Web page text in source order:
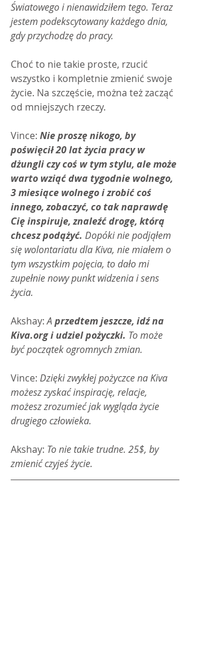
Światowego i nienawidziłem tego. Teraz
jestem podekscytowany każdego dnia,
gdy przychodzę do pracy.
Choć to nie takie proste, rzucić
wszystko i kompletnie zmienić swoje
życie. Na szczęście, można też zacząć
od mniejszych rzeczy.
Vince: Nie proszę nikogo, by
poświęcił 20 lat życia pracy w
dżungli czy coś w tym stylu, ale może
warto wziąć dwa tygodnie wolnego,
3 miesiące wolnego i zrobić coś
innego, zobaczyć, co tak naprawdę
Cię inspiruje, znaleźć drogę, którą
chcesz podążyć. Dopóki nie podjąłem
się wolontariatu dla Kiva, nie miałem o
tym wszystkim pojęcia, to dało mi
zupełnie nowy punkt widzenia i sens
życia.
Akshay: A przedtem jeszcze, idź na
Kiva.org i udziel pożyczki. To może
być początek ogromnych zmian.
Vince: Dzięki zwykłej pożyczce na Kiva
możesz zyskać inspirację, relacje,
możesz zrozumieć jak wygląda życie
drugiego człowieka.
Akshay: To nie takie trudne. 25$, by
zmienić czyjeś życie.